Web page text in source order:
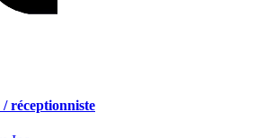
réceptionniste